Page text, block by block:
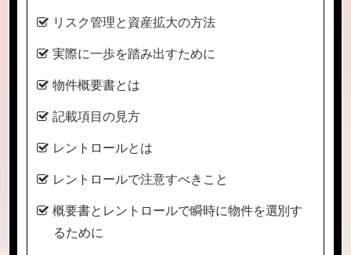
リスク管理と資産拡大の方法
実際に一歩を踏み出すために
物件概要書とは
記載項目の見方
レントロールとは
レントロールで注意すべきこと
概要書とレントロールで瞬時に物件を選別す
るために